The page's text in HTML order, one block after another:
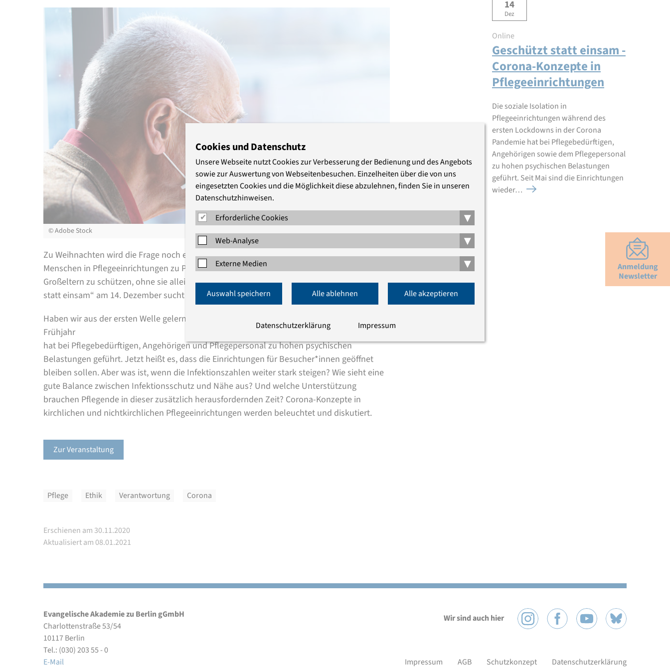
©Adobe Stock
Zu Weihnachten wird die Frage noch einmal besonders laut: Wie gehen wir um mit
Menschen in Pflegeeinrichtungen zu Pandemiezeiten? Gibt es Möglichkeiten, die Eltern und
Großeltern zu schützen, ohne sie allein zu lassen? Das Online-Fachgespräch „Geschützt
statt einsam“ am 14. Dezember sucht Antworten.
Haben wir aus der ersten Welle gelernt? Die soziale Isolation in Pflegeeinrichtungen im
Frühjahr
hat bei Pflegebedürftigen, Angehörigen und Pflegepersonal zu hohen psychischen
Belastungen geführt. Jetzt heißt es, dass die Einrichtungen für Besucher*innen geöffnet
bleiben sollen. Aber was ist, wenn die Infektionszahlen weiter stark steigen? Wie sieht eine
gute Balance zwischen Infektionsschutz und Nähe aus? Und welche Unterstützung
brauchen Pflegende in dieser zusätzlich herausfordernden Zeit? Corona-Konzepte in
kirchlichen und nichtkirchlichen Pflegeeinrichtungen werden beleuchtet und diskutiert.
Zur Veranstaltung
Pflege Ethik Verantwortung Corona
Erschienen am 30.11.2020
Aktualisiert am 08.01.2021
14
Dez
Online
Geschützt statt einsam -
Corona-Konzepte in
Pflegeeinrichtungen
Die soziale Isolation in
Pflegeeinrichtungen während des
ersten Lockdowns in der Corona
Pandemie hat bei Pflegebedürftigen,
Angehörigen sowie dem Pflegepersonal
zu hohen psychischen Belastungen
geführt. Seit Mai sind die Einrichtungen
wieder…
Anmeldung
Newsletter
Evangelische Akademie zu Berlin gGmbH
Charlottenstraße 53/54
10117 Berlin
Tel.: (030) 203 55 - 0
E-Mail
Wir sind auch hier
Impressum AGB Schutzkonzept Datenschutzerklärung
Cookies und Datenschutz
Unsere Webseite nutzt Cookies zur Verbesserung der Bedienung und des Angebots
sowie zur Auswertung von Webseitenbesuchen. Einzelheiten über die von uns
eingesetzten Cookies und die Möglichkeit diese abzulehnen, finden Sie in unseren
Datenschutzhinweisen.
Erforderliche Cookies
▾
Web-Analyse ▾
Externe Medien ▾
Auswahl speichern Alle ablehnen Alle akzeptieren
Datenschutzerklärung Impressum